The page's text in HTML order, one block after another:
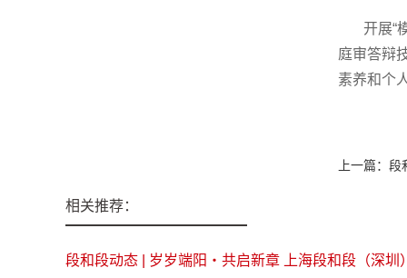
开展“
庭审答辩
素养和个
上一篇： 段
相关推荐：
段和段动态 | 岁岁端阳・共启新章 上海段和段（深